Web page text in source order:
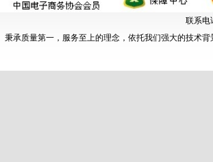
联系电
秉承质量第一，服务至上的理念，依托我们强大的技术